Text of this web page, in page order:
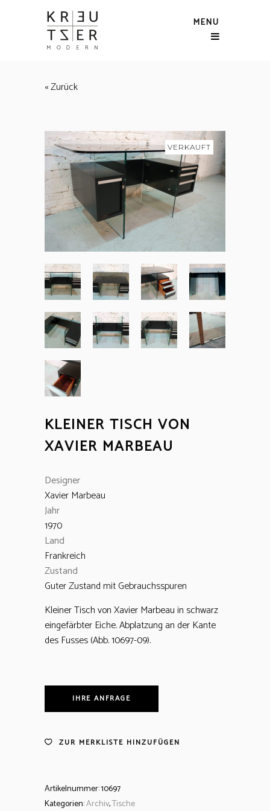
MENU
« Zurück
VERKAUFT
KLEINER TISCH VON
XAVIER MARBEAU
Designer
Xavier Marbeau
Jahr
1970
Land
Frankreich
Zustand
Guter Zustand mit Gebrauchsspuren
Kleiner Tisch von Xavier Marbeau in schwarz
eingefärbter Eiche. Abplatzung an der Kante
des Fusses (Abb. 10697-09).
IHRE ANFRAGE
ZUR MERKLISTE HINZUFÜGEN
Artikelnummer:10697
Kategorien:Archiv,Tische